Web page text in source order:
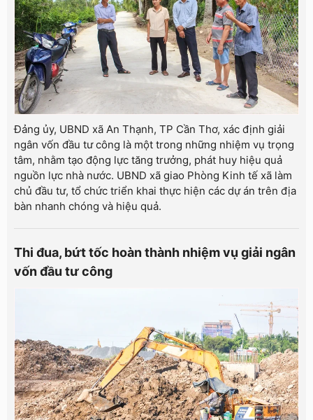
Đảng ủy, UBND xã An Thạnh, TP Cần Thơ, xác định giải
ngân vốn đầu tư công là một trong những nhiệm vụ trọng
tâm, nhằm tạo động lực tăng trưởng, phát huy hiệu quả
nguồn lực nhà nước. UBND xã giao Phòng Kinh tế xã làm
chủ đầu tư, tổ chức triển khai thực hiện các dự án trên địa
bàn nhanh chóng và hiệu quả.
Thi đua, bứt tốc hoàn thành nhiệm vụ giải ngân
vốn đầu tư công